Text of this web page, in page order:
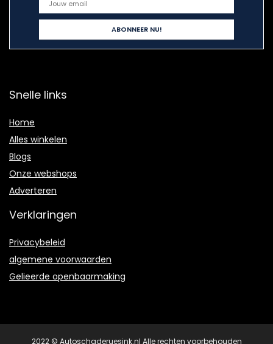
Snelle links
Home
Alles winkelen
Blogs
Onze webshops
Adverteren
Verklaringen
Privacybeleid
algemene voorwaarden
Gelieerde openbaarmaking
2022 © Autoschaderuesink.nl Alle rechten voorbehouden